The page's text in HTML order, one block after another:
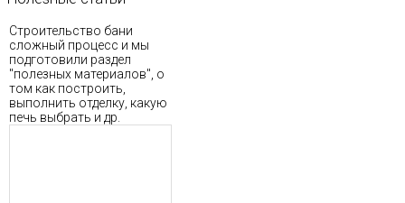
Строительство бани
сложный процесс и мы
подготовили раздел
"полезных материалов", о
том как построить,
выполнить отделку, какую
печь выбрать и др.